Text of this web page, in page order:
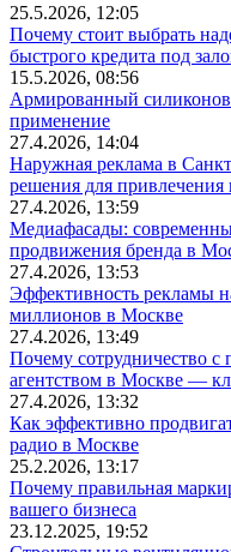
25.5.2026, 12:05
Почему стоит выбрать
быстрого кредита под
15.5.2026, 08:56
Армированный
применение
27.4.2026, 14:04
Наружная реклама в
решения для привлечения
27.4.2026, 13:59
Медиафасады:
продвижения бренда в
27.4.2026, 13:53
Эффективность рекламы
миллионов в Москве
27.4.2026, 13:49
Почему сотрудничество
агентством в Москве —
27.4.2026, 13:32
Как эффективно
радио в Москве
25.2.2026, 13:17
Почему правильная
вашего бизнеса
23.12.2025, 19:52